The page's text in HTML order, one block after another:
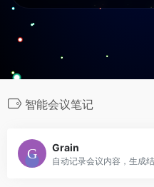
智能会议笔记
Grain